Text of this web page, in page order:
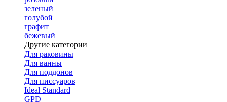
зеленый
голубой
графит
бежевый
Другие категории
Для раковины
Для ванны
Для поддонов
Для писсуаров
Ideal Standard
GPD